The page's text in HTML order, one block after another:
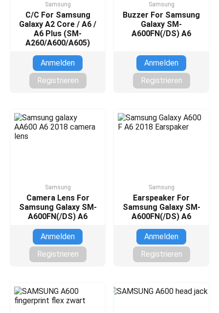
Samsung
C/C For Samsung
Galaxy A2 Core / A6 /
A6 Plus (SM-
A260/A600/A605)
Anmelden
Registrieren
Samsung
Buzzer For Samsung
Galaxy SM-
A600FN(/DS) A6
Anmelden
Registrieren
Samsung
Camera Lens For
Samsung Galaxy SM-
A600FN(/DS) A6
Anmelden
Registrieren
Samsung
Earspeaker For
Samsung Galaxy SM-
A600FN(/DS) A6
Anmelden
Registrieren